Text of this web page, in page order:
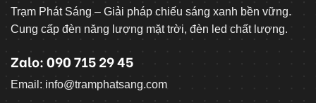
Trạm Phát Sáng – Giải pháp chiếu sáng xanh bền vững.
Cung cấp đèn năng lượng mặt trời, đèn led chất lượng.
Zalo: 090 715 29 45
Email: info@tramphatsang.com